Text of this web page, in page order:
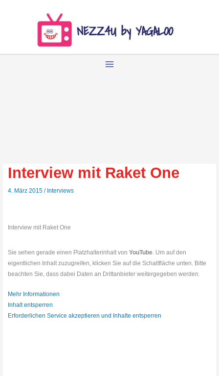
Interview mit Raket One
4. März 2015/ Interviews
Interview mit Raket One
Sie sehen gerade einen Platzhalterinhalt vonYouTube. Um auf den
eigentlichen Inhalt zuzugreifen, klicken Sie auf die Schaltfläche unten. Bitte
beachten Sie, dass dabei Daten an Drittanbieter weitergegeben werden.
Mehr Informationen
Inhalt entsperren
Erforderlichen Service akzeptieren und Inhalte entsperren